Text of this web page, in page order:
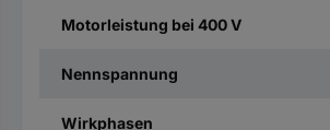
Motorleistung bei 400 V
Nennspannung
Wirkphasen